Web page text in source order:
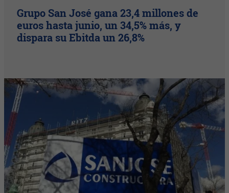
Grupo San José gana 23,4 millones de
euros hasta junio, un 34,5% más, y
dispara su Ebitda un 26,8%